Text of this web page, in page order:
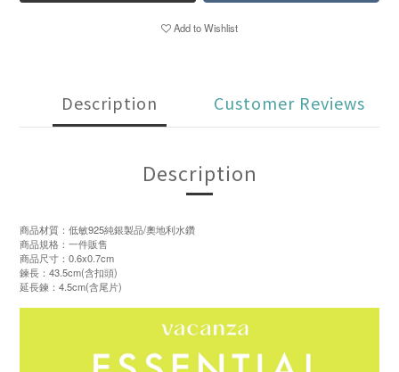
Add to Wishlist
Description Customer Reviews
Description
商品材質：低敏925純銀製品/奧地利水鑽
商品規格：一件販售
商品尺寸：0.6x0.7cm
鍊長：43.5cm(含扣頭)
延長鍊：4.5cm(含尾片)